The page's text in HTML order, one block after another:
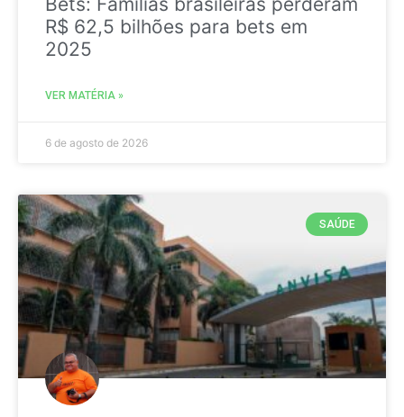
R$ 62,5 bilhões para bets em
2025
VER MATÉRIA »
6 de agosto de 2026
SAÚDE